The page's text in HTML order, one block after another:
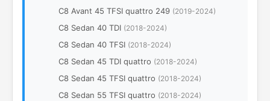
C8 Avant 45 TFSI quattro 249 (2019-2024)
C8 Sedan 40 TDI (2018-2024)
C8 Sedan 40 TFSI (2018-2024)
C8 Sedan 45 TDI quattro (2018-2024)
C8 Sedan 45 TFSI quattro (2018-2024)
C8 Sedan 55 TFSI quattro (2018-2024)